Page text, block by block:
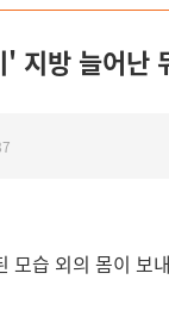
지방 늘어난
습 외의 몸이